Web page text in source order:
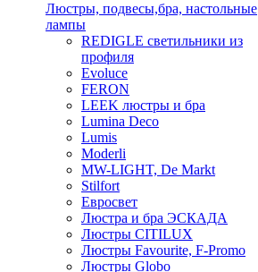
Люстры, подвесы,бра, настольные
лампы
REDIGLE светильники из
профиля
Evoluce
FERON
LEEK люстры и бра
Lumina Deco
Lumis
Moderli
MW-LIGHT, De Markt
Stilfort
Евросвет
Люстра и бра ЭСКАДА
Люстры CITILUX
Люстры Favourite, F-Promo
Люстры Globo